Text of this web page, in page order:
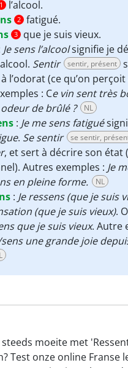
1
l’alcool.
2 fatigué.
3 que je suis vieux.
Je sens l’alcoolsignifie je
Sentir sentir, présent
l’odorat (ce qu’on perçoit
: Ce vin sent très
de brûlé ?
NL
: Je me sens fatigué
. Se sentir se sentir,
, et sert à décrire son état
Autres exemples : Je
en pleine forme.
NL
: Je ressens (que je suis
(que je suis vieux).
que je suis vieux. Autre
une grande joie
moeite met
Test onze online Franse